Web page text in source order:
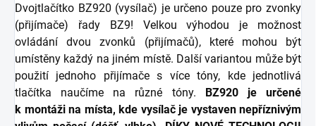
Dvojtlačítko BZ920 (vysílač) je určeno pouze pro zvonky
(přijímače) řady BZ9! Velkou výhodou je možnost
ovládání dvou zvonků (přijímačů), které mohou být
umístěny každý na jiném místě. Další variantou může být
použití jednoho přijímače s více tóny, kde jednotlivá
tlačítka naučíme na různé tóny. BZ920 je určené
k montáži na místa, kde vysílač je vystaven nepříznivým